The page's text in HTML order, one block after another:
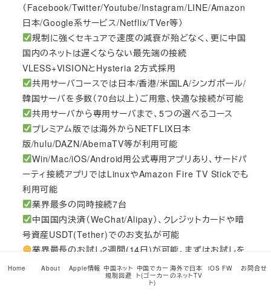
（Facebook/Twitter/Youtube/Instagram/LINE/Amazon
日本/Google系サービス/Netflix/TVer等）
規制に強くセキュアで速度の減衰が殆どなく、更に中国
国内のネットは遅くならない最先端の接続
VLESS+VISIONとHysteria 2方式採用
共用サーバコースでは日本/香港/米国LA/シンガポール/
韓国サーバを多数（70台以上）ご用意、快適な接続が可能
共用サーバから専用サーバまで、5つの選べるコース
プレミアム版では海外からNETFLIX日本
版/hulu/DAZN/AbemaTV等が利用可能
Win/Mac/iOS/Android用公式専用アプリあり、サードパ
ーティ接続アプリではLinuxやAmazon Fire TV Stickでも
利用可能
業界最多の同時接続7台
中国国内決済（WeChat/Alipay）、クレジットカードや暗
号資産USDT(Tether)でのお支払が可能
業界最長のお試し2週間(14日)が可能。まずはお試しを
こちらからどうぞ!
RSS
Home About Apple情報 中国ネット
規制回避
中国でカー
ト(ゴーカー
ト)
海外で日本
のネットTV
iOS FW お問合せ